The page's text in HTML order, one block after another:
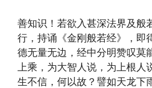
善知识！若欲入甚深法界及般
行，持诵《金刚般若经》，即
德无量无边，经中分明赞叹莫
上乘，为大智人说，为上根
生不信，何以故？譬如天龙下